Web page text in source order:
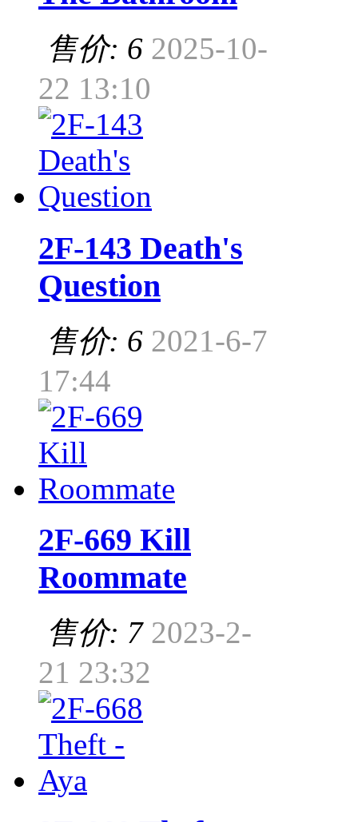
售价: 6 2025-10-
22 13:10
2F-143 Death's
Question
售价: 6 2021-6-7
17:44
2F-669 Kill
Roommate
售价: 7 2023-2-
21 23:32